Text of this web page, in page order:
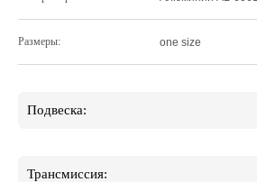
Размеры: one size
Подвеска:
Трансмиссия: